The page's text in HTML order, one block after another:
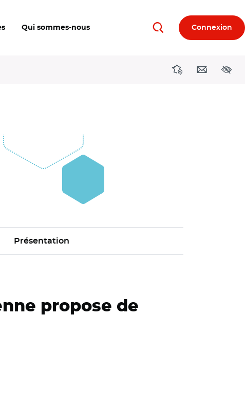
Qui sommes-nous RechercherConnexion
DirectionsContact
Présentation
propose de